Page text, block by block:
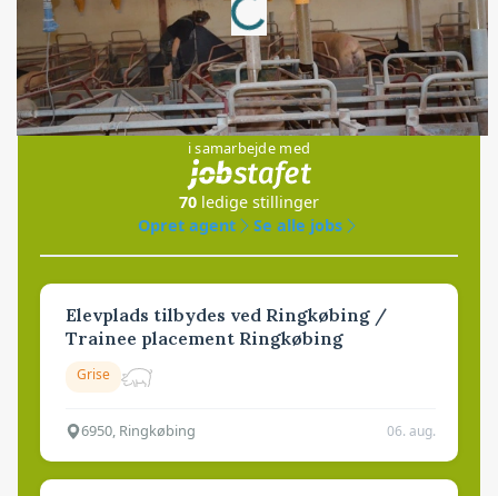
Jobs
i samarbejde med
70 ledige stillinger
Opret agent
Se alle jobs
Elevplads tilbydes ved Ringkøbing /
Trainee placement Ringkøbing
Grise
6950, Ringkøbing 06. aug.